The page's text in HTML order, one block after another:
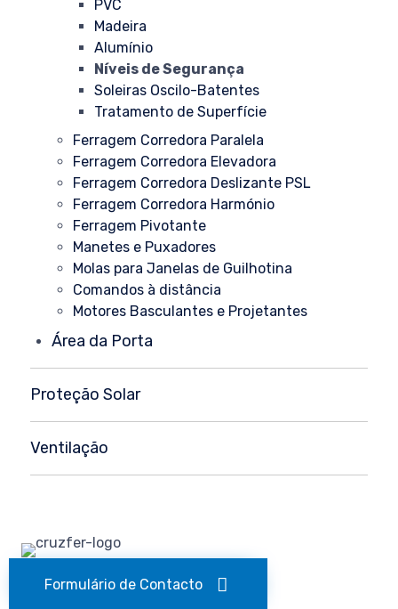
PVC
Madeira
Alumínio
Níveis de Segurança
Soleiras Oscilo-Batentes
Tratamento de Superfície
Ferragem Corredora Paralela
Ferragem Corredora Elevadora
Ferragem Corredora Deslizante PSL
Ferragem Corredora Harmónio
Ferragem Pivotante
Manetes e Puxadores
Molas para Janelas de Guilhotina
Comandos à distância
Motores Basculantes e Projetantes
Área da Porta
Proteção Solar
Ventilação
Formulário de Contacto